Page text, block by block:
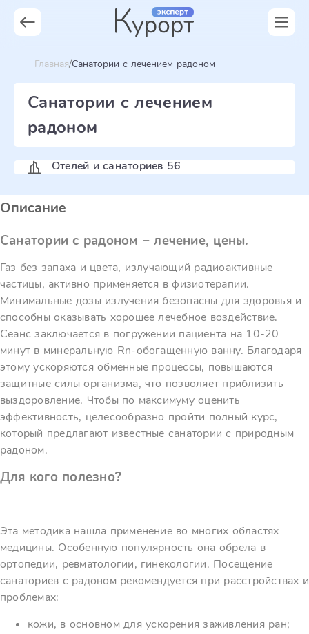
Главная Санатории с лечением радоном
Санатории с лечением
радоном
Отелей и санаториев 56
Описание
Санатории с радоном – лечение, цены.
Газ без запаха и цвета, излучающий радиоактивные
частицы, активно применяется в физиотерапии.
Минимальные дозы излучения безопасны для здоровья и
способны оказывать хорошее лечебное воздействие.
Сеанс заключается в погружении пациента на 10-20
минут в минеральную Rn-обогащенную ванну. Благодаря
этому ускоряются обменные процессы, повышаются
защитные силы организма, что позволяет приблизить
выздоровление. Чтобы по максимуму оценить
эффективность, целесообразно пройти полный курс,
который предлагают известные санатории с природным
радоном.
Для кого полезно?
Эта методика нашла применение во многих областях
медицины. Особенную популярность она обрела в
ортопедии, ревматологии, гинекологии. Посещение
санаториев с радоном рекомендуется при расстройствах и
проблемах:
кожи, в основном для ускорения заживления ран;